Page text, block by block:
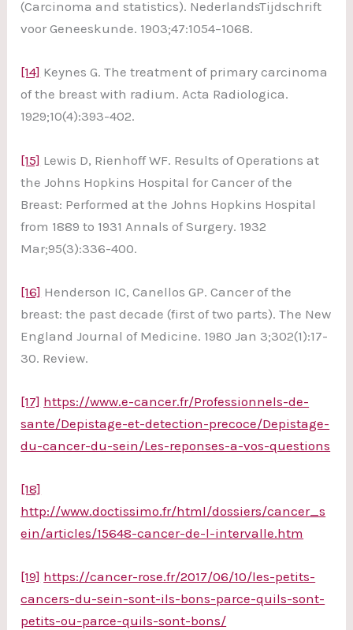
(Carcinoma and statistics). NederlandsTijdschrift
voor Geneeskunde. 1903;47:1054–1068.
[14] Keynes G. The treatment of primary carcinoma
of the breast with radium. Acta Radiologica.
1929;10(4):393-402.
[15] Lewis D, Rienhoff WF. Results of Operations at
the Johns Hopkins Hospital for Cancer of the
Breast: Performed at the Johns Hopkins Hospital
from 1889 to 1931 Annals of Surgery. 1932
Mar;95(3):336-400.
[16] Henderson IC, Canellos GP. Cancer of the
breast: the past decade (first of two parts). The New
England Journal of Medicine. 1980 Jan 3;302(1):17-
30. Review.
[17] https://www.e-cancer.fr/Professionnels-de-
sante/Depistage-et-detection-precoce/Depistage-
du-cancer-du-sein/Les-reponses-a-vos-questions
[18]
http://www.doctissimo.fr/html/dossiers/cancer_s
ein/articles/15648-cancer-de-l-intervalle.htm
[19] https://cancer-rose.fr/2017/06/10/les-petits-
cancers-du-sein-sont-ils-bons-parce-quils-sont-
petits-ou-parce-quils-sont-bons/